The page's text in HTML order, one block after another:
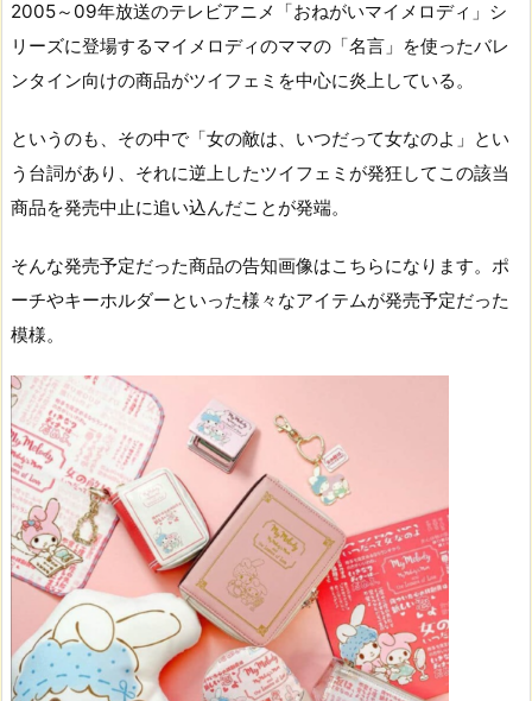
2005～09年放送のテレビアニメ「おねがいマイメロディ」シ
リーズに登場するマイメロディのママの「名言」を使ったバレ
ンタイン向けの商品がツイフェミを中心に炎上している。
というのも、その中で「女の敵は、いつだって女なのよ」とい
う台詞があり、それに逆上したツイフェミが発狂してこの該当
商品を発売中止に追い込んだことが発端。
そんな発売予定だった商品の告知画像はこちらになります。ポ
ーチやキーホルダーといった様々なアイテムが発売予定だった
模様。